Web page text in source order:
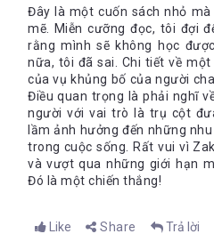
ông ảm đạm và kiệt quệ, không
thiệp với bạn bè, chỉ cô độc
phòng khách và gặm nhấm nỗi
cách ám ảnh sau vụ bị vu oan
nạn tại nơi làm việc. Đối với một
người theo đạo Hồi, việc nuôi
quan trọng. Sự mặc cảm và xấu
Chính trong lúc cảm thấy xã
mình quá bất lực, ông bị “cuốn
những cuộc nổi loạn và tiếp
Afghanistan. Ông cảm thấy đã
mình và coi đây chính là minh
sùng bái của ông đối với Allah.
mối quan tâm duy nhất và mãi
Đây là một cuốn sách nhỏ
mẽ. Miễn cưỡng đọc, tôi đợi
rằng mình sẽ không học
nữa, tôi đã sai. Chi tiết về
của vụ khủng bố của người
Điều quan trọng là phải nghĩ
người với vai trò là trụ cột
lầm ảnh hưởng đến những
trong cuộc sống. Rất vui vì
và vượt qua những giới hạn
Đó là một chiến thắng!
Like Share Trả lời